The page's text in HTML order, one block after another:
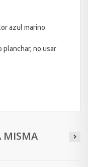
azul marino
planchar, no usar
MISMA